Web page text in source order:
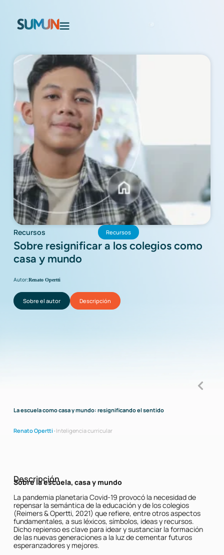
Recursos Recursos
Sobre resignificar a los colegios como
casa y mundo
Renato Opertti
Sobre el autor Descripción
La escuela como casa y mundo: resignificando el sentido
Renato Opertti · Inteligencia curricular
Descripción
Sobre la escuela, casa y mundo
La pandemia planetaria Covid-19 provocó la necesidad de
repensar la semántica de la educación y de los colegios
(Reimers & Opertti, 2021) que refiere, entre otros aspectos
fundamentales, a sus léxicos, símbolos, ideas y recursos.
Dicho repienso es clave para idear y sustanciar la formación
de las nuevas generaciones a la luz de cementar futuros
esperanzadores y mejores.